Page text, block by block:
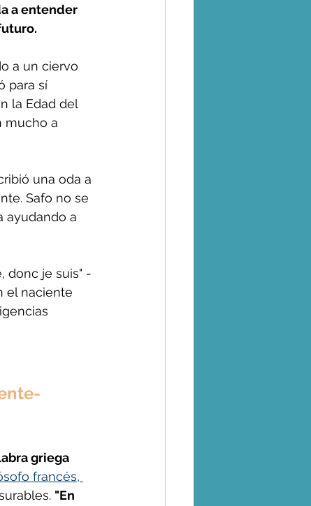
a entender
a un ciervo
para sí
la Edad del
mucho a
una oda a
Safo no se
ayudando a
donc je suis" -
el naciente
griega
francés,
"En